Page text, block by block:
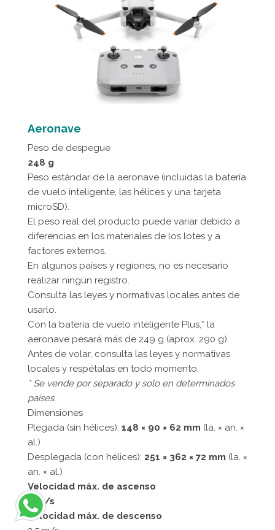
Aeronave
Peso de despegue
248 g
Peso estándar de la aeronave (incluidas la batería
de vuelo inteligente, las hélices y una tarjeta
microSD).
El peso real del producto puede variar debido a
diferencias en los materiales de los lotes y a
factores externos.
En algunos países y regiones, no es necesario
realizar ningún registro.
Consulta las leyes y normativas locales antes de
usarlo.
Con la batería de vuelo inteligente Plus,* la
aeronave pesará más de 249 g (aprox. 290 g).
Antes de volar, consulta las leyes y normativas
locales y respétalas en todo momento.
* Se vende por separado y solo en determinados
países.
Dimensiones
Plegada (sin hélices): 148 × 90 × 62 mm (la. × an. ×
al.)
Desplegada (con hélices): 251 × 362 × 72 mm (la. ×
an. × al.)
Velocidad máx. de ascenso
5 m/s
Velocidad máx. de descenso